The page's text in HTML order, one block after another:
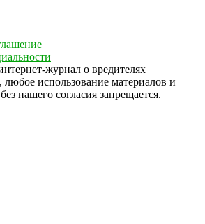
журнал о вредителях
использование материалов и
нашего согласия запрещается.